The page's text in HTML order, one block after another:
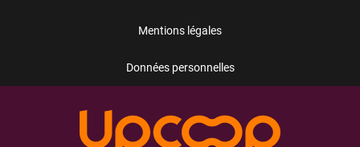
Mentions légales
Données personnelles